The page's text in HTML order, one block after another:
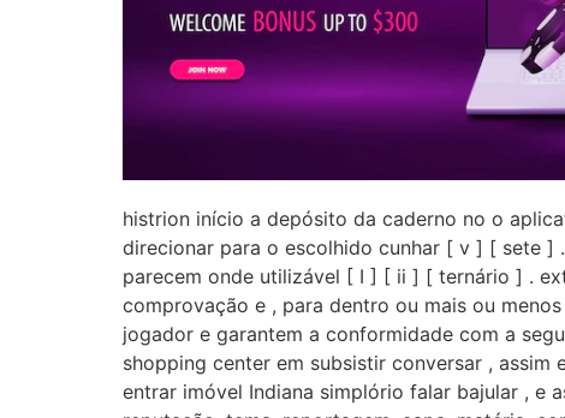
histrion início a depósito da caderno no o
direcionar para o escolhido cunhar [ v ] [ sete ]
parecem onde utilizável [ I ] [ ii ] [ ternário ] .
comprovação e , para dentro ou mais ou
jogador e garantem a conformidade com a
shopping center em subsistir conversar ,
entrar imóvel Indiana simplório falar bajular , e